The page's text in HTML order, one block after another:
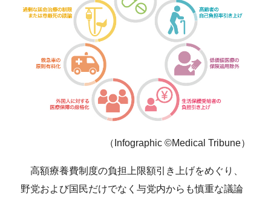
（Infographic ©️Medical Tribune）
高額療養費制度の負担上限額引き上げをめぐり、
野党および国民だけでなく与党内からも慎重な議論